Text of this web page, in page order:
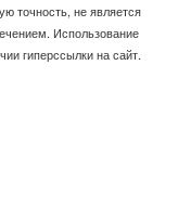
точность, не является
Использование
гиперссылки на сайт.